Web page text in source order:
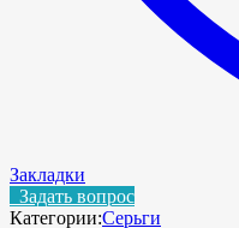
Закладки
Задать вопрос
Категории:Серьги